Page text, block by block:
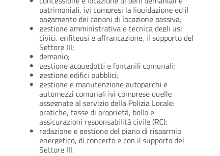
patrimoniali, ivi compresi la liquidazione ed il
pagamento dei canoni di locazione passiva;
gestione amministrativa e tecnica degli usi
civici, enfiteusi e affrancazione, il supporto del
Settore III;
demanio;
gestione acquedotti e fontanili comunali;
gestione edifici pubblici;
gestione e manutenzione autoparchi e
automezzi comunali ivi comprese quelle
assegnate al servizio della Polizia Locale:
pratiche, tasse di proprietà, bollo e
assicurazioni responsabilità civile (RC);
redazione e gestione del piano di risparmio
energetico, di concerto e con il supporto del
Settore III.